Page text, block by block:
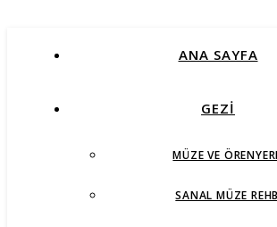
ANA SAYFA
GEZİ
MÜZE VE
SANAL MÜZE